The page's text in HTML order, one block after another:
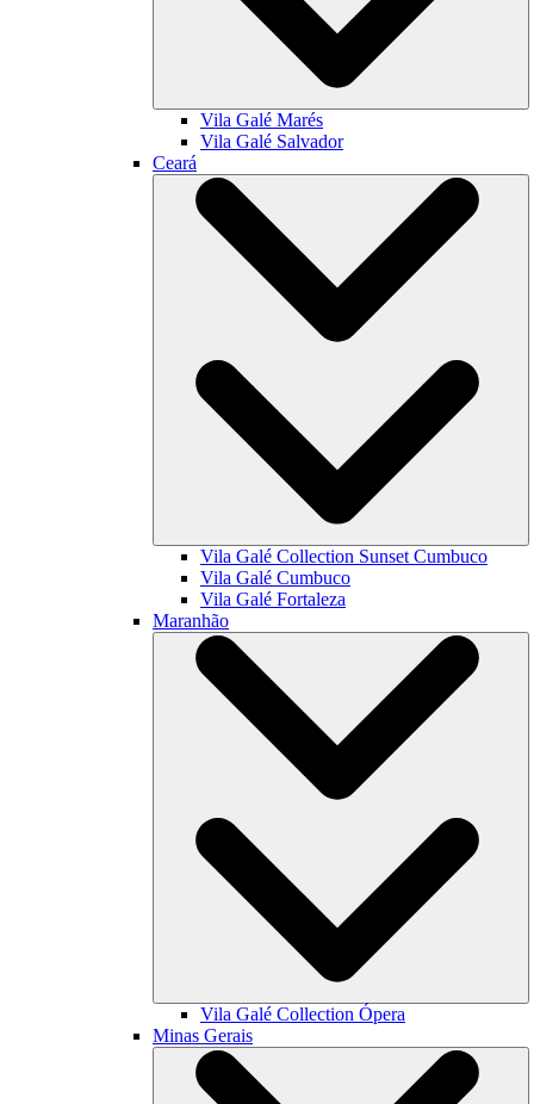
Vila Galé Marés
Vila Galé Salvador
Ceará
Vila Galé Collection Sunset Cumbuco
Vila Galé Cumbuco
Vila Galé Fortaleza
Maranhão
Vila Galé Collection Ópera
Minas Gerais